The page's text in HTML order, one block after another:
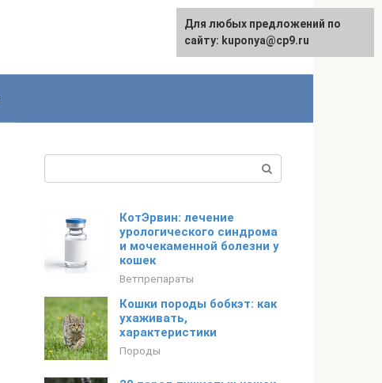
КотЭрвин: лечение
урологического синдрома
и мочекаменной болезни у
кошек
Ветпрепараты
Кошки породы бобкэт: как
ухаживать,
характеристики
Породы
Для любых предложений по
сайту: kuponya@cp9.ru